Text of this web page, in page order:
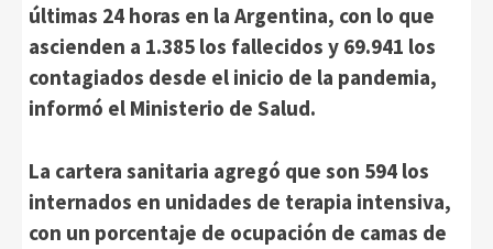
últimas 24 horas en la Argentina, con lo que
ascienden a 1.385 los fallecidos y 69.941 los
contagiados desde el inicio de la pandemia,
informó el Ministerio de Salud.
La cartera sanitaria agregó que son 594 los
internados en unidades de terapia intensiva,
con un porcentaje de ocupación de camas de